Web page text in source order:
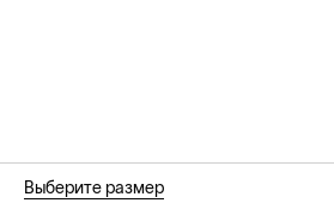
Выберите размер